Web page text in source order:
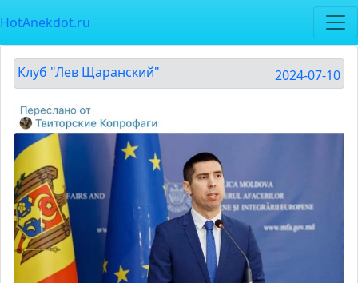
HotAnekdot.ru
Клуб "Лев Щаранский" 2024-07-10